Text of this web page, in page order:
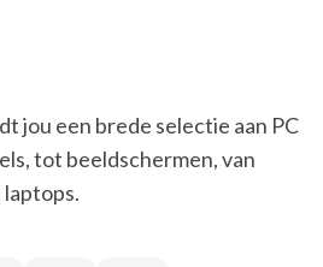
jou een brede selectie aan PC
tot beeldschermen, van